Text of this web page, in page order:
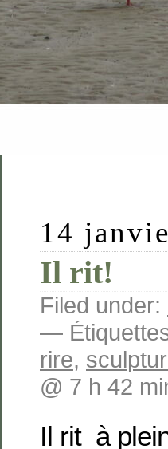
14
Il rit!
Filed under:
—
rire,
@ 7 h 42
Il rit à